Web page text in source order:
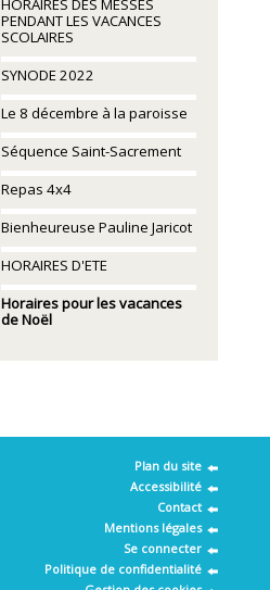
HORAIRES DES MESSES
PENDANT LES VACANCES
SCOLAIRES
SYNODE 2022
Le 8 décembre à la paroisse
Séquence Saint-Sacrement
Repas 4x4
Bienheureuse Pauline Jaricot
HORAIRES D'ETE
Horaires pour les vacances
de Noël
Plan du site
Accessibilité
Contact
Mentions légales
Se connecter
Politique de confidentialité